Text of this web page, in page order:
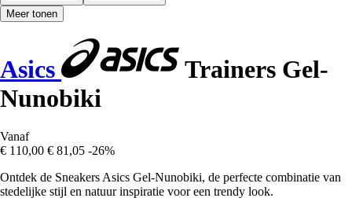
Meer tonen
Asics
Trainers Gel-
Nunobiki
Vanaf
€ 110,00 € 81,05 -26%
Ontdek de Sneakers Asics Gel-Nunobiki, de perfecte combinatie van
stedelijke stijl en natuur inspiratie voor een trendy look.